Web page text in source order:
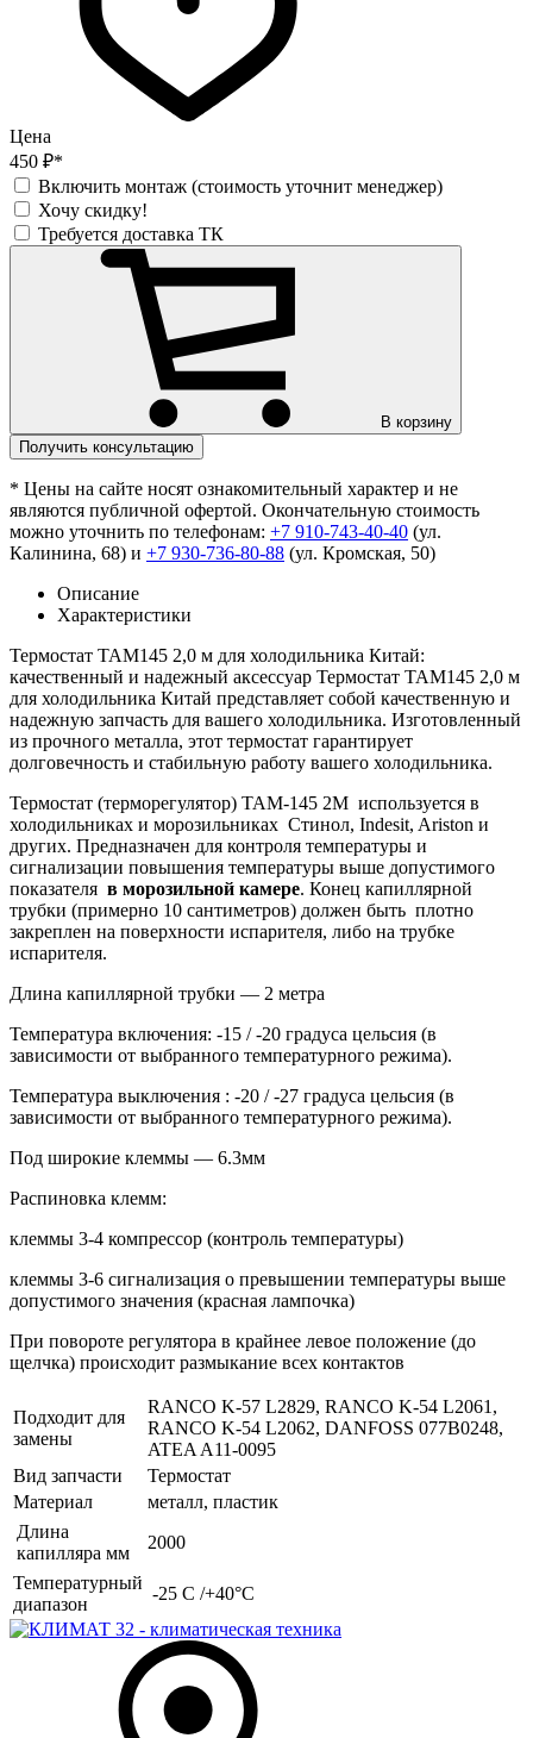
Цена
450 ₽*
Включить монтаж (стоимость уточнит менеджер)
Хочу скидку!
Требуется доставка ТК
В корзину
Получить консультацию
* Цены на сайте носят ознакомительный характер и не
являются публичной офертой. Окончательную стоимость
можно уточнить по телефонам: +7 910-743-40-40 (ул.
Калинина, 68) и +7 930-736-80-88 (ул. Кромская, 50)
Описание
Характеристики
Термостат ТАМ145 2,0 м для холодильника Китай:
качественный и надежный аксессуар Термостат ТАМ145 2,0 м
для холодильника Китай представляет собой качественную и
надежную запчасть для вашего холодильника. Изготовленный
из прочного металла, этот термостат гарантирует
долговечность и стабильную работу вашего холодильника.
Термостат (терморегулятор) ТАМ-145 2М используется в
холодильниках и морозильниках Стинол, Indesit, Ariston и
других. Предназначен для контроля температуры и
сигнализации повышения температуры выше допустимого
показателя в морозильной камере. Конец капиллярной
трубки (примерно 10 сантиметров) должен быть плотно
закреплен на поверхности испарителя, либо на трубке
испарителя.
Длина капиллярной трубки — 2 метра
Температура включения: -15 / -20 градуса цельсия (в
зависимости от выбранного температурного режима).
Температура выключения : -20 / -27 градуса цельсия (в
зависимости от выбранного температурного режима).
Под широкие клеммы — 6.3мм
Распиновка клемм:
клеммы 3-4 компрессор (контроль температуры)
клеммы 3-6 сигнализация о превышении температуры выше
допустимого значения (красная лампочка)
При повороте регулятора в крайнее левое положение (до
щелчка) происходит размыкание всех контактов
Подходит для
замены
RANCO K-57 L2829, RANCO K-54 L2061,
RANCO K-54 L2062, DANFOSS 077B0248,
ATEA A11-0095
Вид запчасти
Термостат
Материал
металл, пластик
Длина
капилляра мм
2000
Температурный
диапазон
-25 С /+40°C